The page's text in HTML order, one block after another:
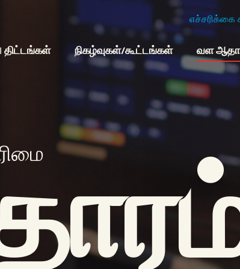
திட்டங்கள் நிகழ்வுகள்/கூட்டங்கள் வள
எச்சரிக்கை